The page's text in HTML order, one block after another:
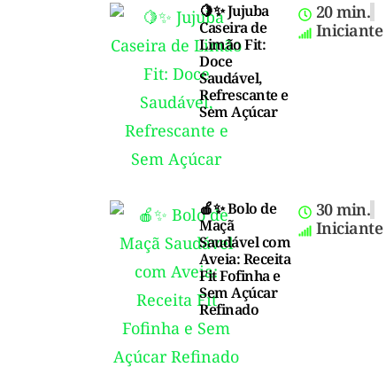
🍋✨ Jujuba
Caseira de
Limão Fit:
Doce
Saudável,
Refrescante e
Sem Açúcar
20 min.
Iniciante
🍎✨ Bolo de
Maçã
Saudável com
Aveia: Receita
Fit Fofinha e
Sem Açúcar
Refinado
30 min.
Iniciante